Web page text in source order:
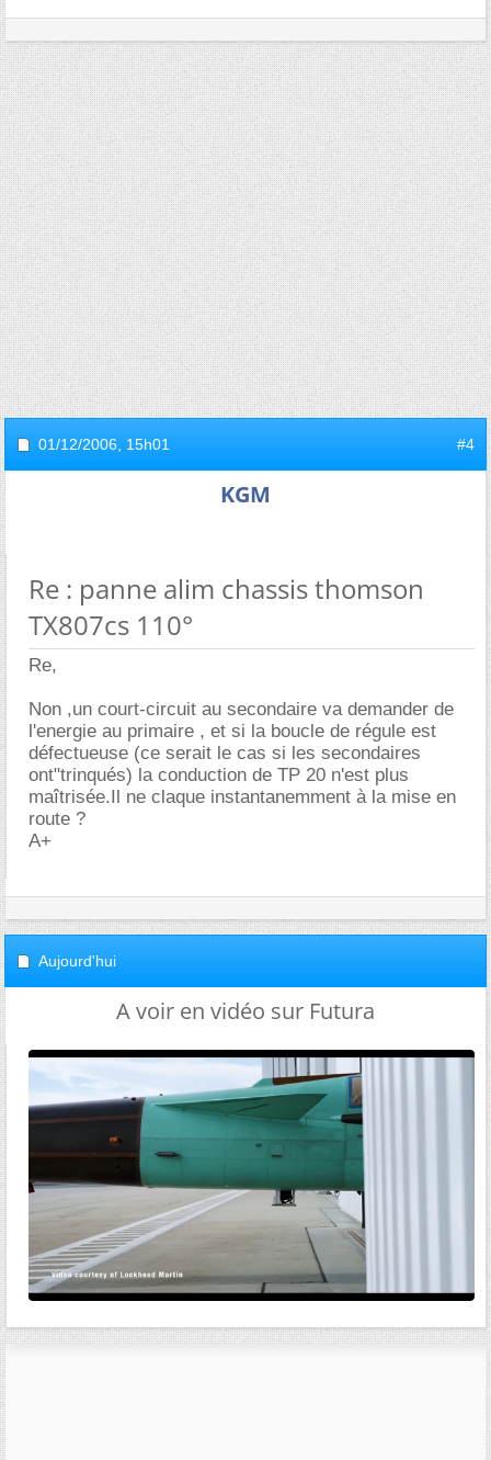
01/12/2006, 15h01 #4
KGM
Re : panne alim chassis thomson
TX807cs 110°
Re,
Non ,un court-circuit au secondaire va demander de
l'energie au primaire , et si la boucle de régule est
défectueuse (ce serait le cas si les secondaires
ont"trinqués) la conduction de TP 20 n'est plus
maîtrisée.Il ne claque instantanemment à la mise en
route ?
A+
Aujourd'hui
A voir en vidéo sur Futura